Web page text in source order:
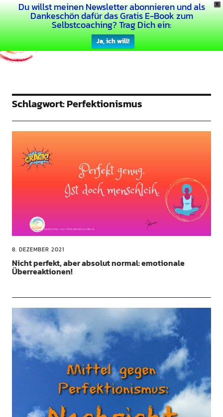
X
Du willst meinen Newsletter abonnieren und als
Dankeschön dafür das Gratis E-Book zum
Selbstcoaching? Trag Dich ein:
Ja, ich will!
Dein Buntes Leben
Schlagwort:Perfektionismus
8. DEZEMBER 2021
Nicht perfekt, aber absolut normal: emotionale
Überreaktionen!